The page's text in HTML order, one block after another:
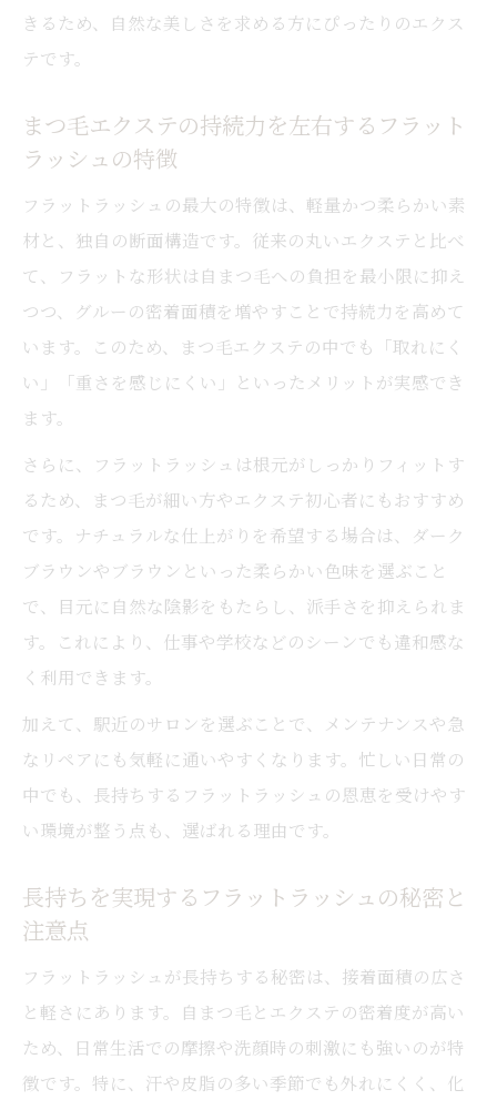
きるため、自然な美しさを求める方にぴったりのエクス
テです。
まつ毛エクステの持続力を左右するフラット
ラッシュの特徴
フラットラッシュの最大の特徴は、軽量かつ柔らかい素
材と、独自の断面構造です。従来の丸いエクステと比べ
て、フラットな形状は自まつ毛への負担を最小限に抑え
つつ、グルーの密着面積を増やすことで持続力を高めて
います。このため、まつ毛エクステの中でも「取れにく
い」「重さを感じにくい」といったメリットが実感でき
ます。
さらに、フラットラッシュは根元がしっかりフィットす
るため、まつ毛が細い方やエクステ初心者にもおすすめ
です。ナチュラルな仕上がりを希望する場合は、ダーク
ブラウンやブラウンといった柔らかい色味を選ぶこと
で、目元に自然な陰影をもたらし、派手さを抑えられま
す。これにより、仕事や学校などのシーンでも違和感な
く利用できます。
加えて、駅近のサロンを選ぶことで、メンテナンスや急
なリペアにも気軽に通いやすくなります。忙しい日常の
中でも、長持ちするフラットラッシュの恩恵を受けやす
い環境が整う点も、選ばれる理由です。
長持ちを実現するフラットラッシュの秘密と
注意点
フラットラッシュが長持ちする秘密は、接着面積の広さ
と軽さにあります。自まつ毛とエクステの密着度が高い
ため、日常生活での摩擦や洗顔時の刺激にも強いのが特
徴です。特に、汗や皮脂の多い季節でも外れにくく、化